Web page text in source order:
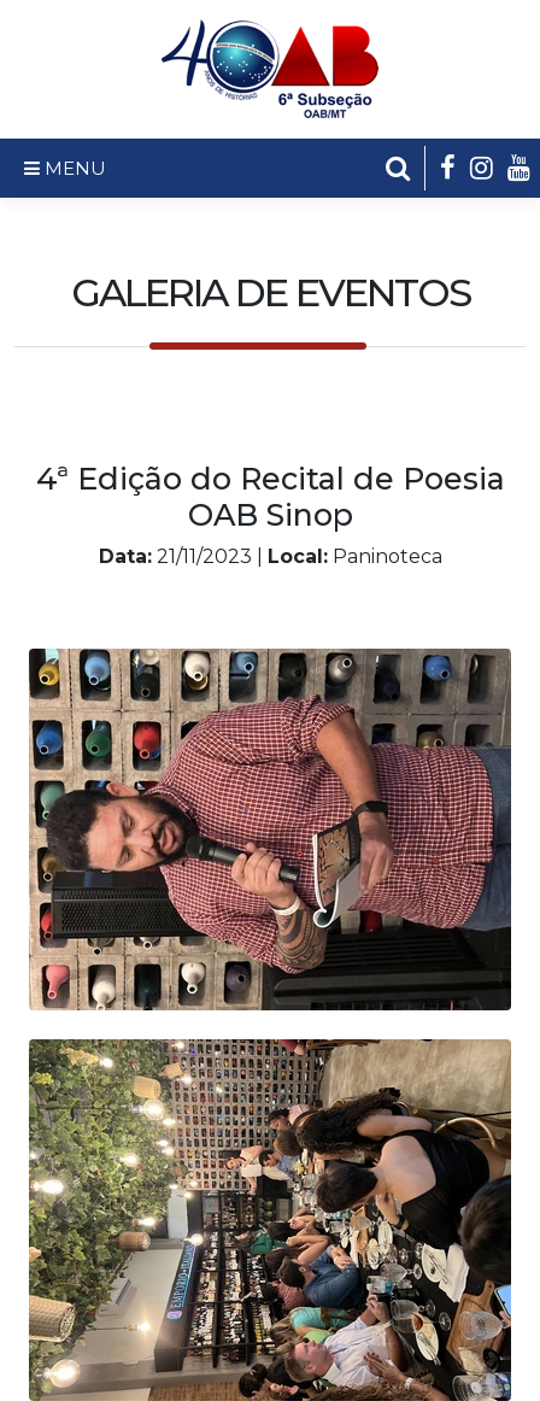
MENU
GALERIA DE EVENTOS
4ª Edição do Recital de Poesia
OAB Sinop
Data:21/11/2023 | Local:Paninoteca